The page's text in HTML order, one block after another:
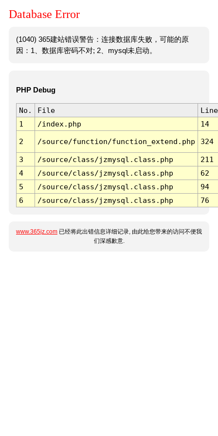
Database Error
(1040) 365建站错误警告：连接数据库失败，可能的原
因：1、数据库密码不对; 2、mysql未启动。
PHP Debug
No. File
Line
1
/index.php 14
2 /source/function/function_extend.php 324
3 /source/class/jzmysql.class.php
211
4
/source/class/jzmysql.class.php
62
5
/source/class/jzmysql.class.php
94
6
/source/class/jzmysql.class.php 76
www.365jz.com 已经将此出错信息详细记录, 由此给您带来的访问不便我
们深感歉意.